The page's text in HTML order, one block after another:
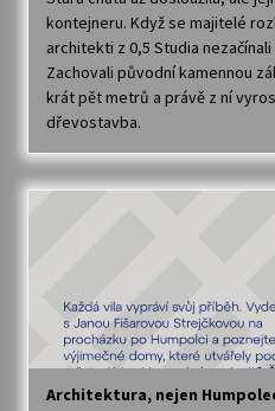
Votavžatský
23. 7. 2026
Letní koncerty
22. 7. 2026
Ozvěny
14. 7. 2026
kontejneru. Když se majitelé
architekti z 0,5 Studia
Zachovali původní kamennou
krát pět metrů a právě z ní
dřevostavba.
Architektura, nejen